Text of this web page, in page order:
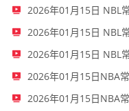
2026年01月15日 NBL
2026年01月15日 NBL
2026年01月15日NBA
2026年01月15日NBA